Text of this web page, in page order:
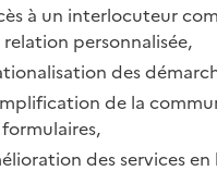
à un interlocuteur
relation personnalisée,
des
de la
des services en